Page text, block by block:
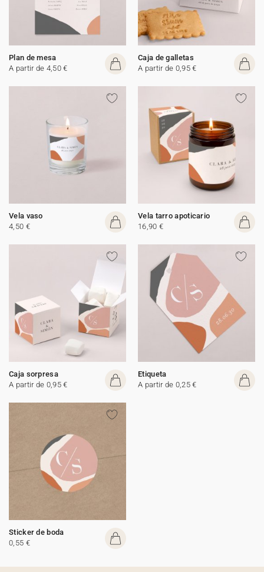
Plan de mesa
A partir de 4,50 €
Caja de galletas
A partir de 0,95 €
Vela vaso
4,50 €
Vela tarro apoticario
16,90 €
Caja sorpresa
A partir de 0,95 €
Etiqueta
A partir de 0,25 €
Sticker de boda
0,55 €